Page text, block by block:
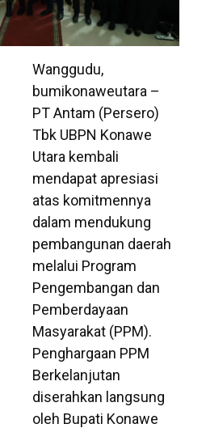
Wanggudu,
bumikonaweutara –
PT Antam (Persero)
Tbk UBPN Konawe
Utara kembali
mendapat apresiasi
atas komitmennya
dalam mendukung
pembangunan daerah
melalui Program
Pengembangan dan
Pemberdayaan
Masyarakat (PPM).
Penghargaan PPM
Berkelanjutan
diserahkan langsung
oleh Bupati Konawe